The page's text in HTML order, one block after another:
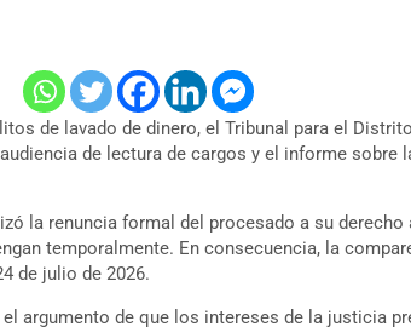
de lavado de dinero, el Tribunal para el
de lectura de cargos y el informe sobre
la renuncia formal del procesado a su
temporalmente. En consecuencia, la
de julio de 2026.
argumento de que los intereses de la justicia